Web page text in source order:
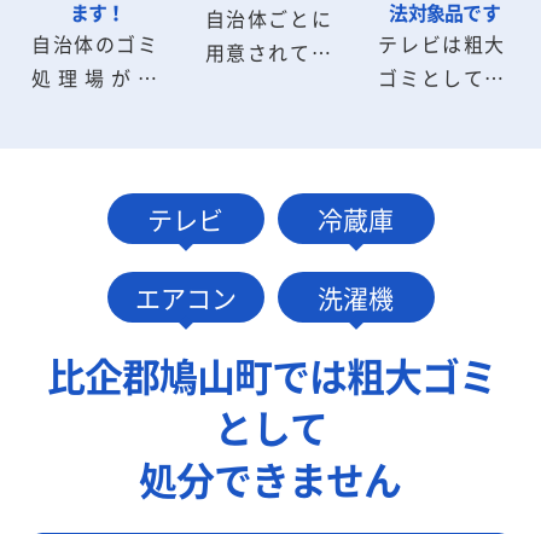
メール1本で
お見積り・回
収に伺いま
軽にご相談く
ださい。
お任せくださ
い。
ます！
自治体のゴミ
処理場が遠
題ありませ
ん。比企郡鳩
山町内は出張
費0円でお伺
自治体ごとに
用意されてい
山町の自治体
へ連絡・手続
ありません。
法対象品です
テレビは粗大
ゴミとして捨
込むか小売業
者に引取りを
依頼して処分
しますが、ワ
なら面倒な手
テレビ 冷蔵庫
エアコン 洗濯機
比企郡鳩山町では粗大ゴミ
として
処分できません